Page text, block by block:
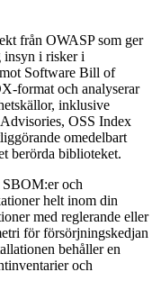
från OWASP som ger
insyn i risker i
Software Bill of
format och analyserar
inklusive
OSS Index
omedelbart
berörda biblioteket.
och
helt inom din
med reglerande eller
för försörjningskedjan
behåller en
och